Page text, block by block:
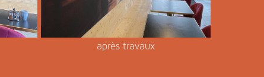
après travaux